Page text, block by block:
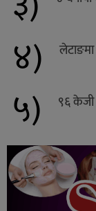
४)
५) ९६ केजी